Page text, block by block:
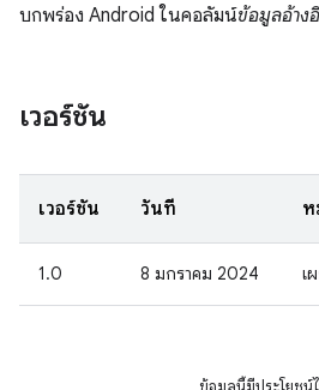
บกพร่อง Android ในคอลัมน์ข้อมูลอ้าง
เวอร์ชัน
เวอร์ชัน วันที่ ห
1.0 8 มกราคม 2024 เ